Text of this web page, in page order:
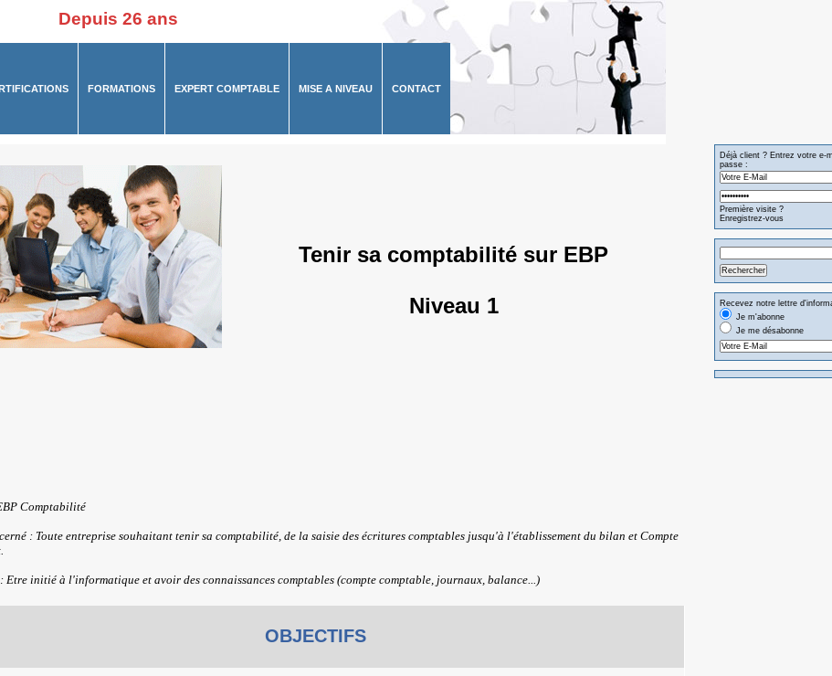
Depuis 26 ans
FORMATIONS EXPERT COMPTABLE MISE A NIVEAU CONTACT
Tenir sa comptabilité sur EBP
Niveau 1
Comptabilité
: Toute entreprise souhaitant tenir sa comptabilité, de la saisie des écritures comptables jusqu'à l'établissement du bilan et Compte
Etre initié à l'informatique et avoir des connaissances comptables (compte comptable, journaux, balance...)
OBJECTIFS
Déjà client ? Entrez votre e-
passe :
Première visite ?
Enregistrez-vous
Recevez notre lettre
Je m'abonne
Je me désabonne